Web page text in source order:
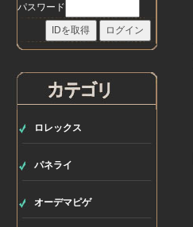
パスワード
ロレックス
パネライ
オーデマピゲ